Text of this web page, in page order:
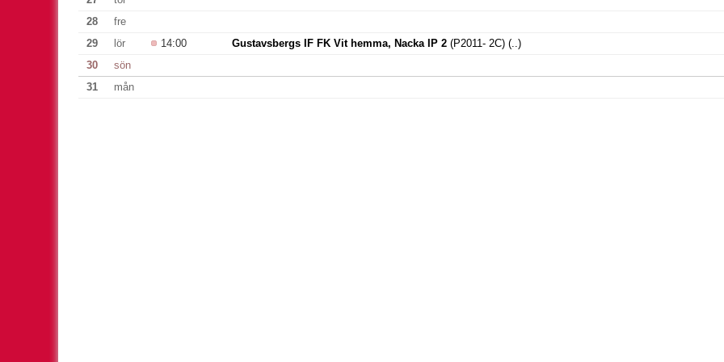
28
fre
29
lör 14:00 Gustavsbergs IF FK Vit hemma, Nacka IP 2 (P2011- 2C) (..)
30
sön
31
mån